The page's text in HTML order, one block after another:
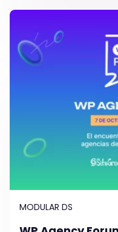
MODULAR DS